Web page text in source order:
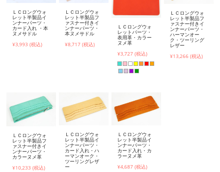
ＬＣロングウォ
レット半製品イ
ンナーパーツ・
カード入れ ・本
ヌメサドル
¥3,993 (税込)
ＬＣロングウォ
レット半製品フ
ァスナー付きイ
ンナーパーツ・
本ヌメサドル
¥8,717 (税込)
ＬＣロングウォ
レットパーツ・
表用革・カラー
ヌメ革
¥3,727 (税込)
ＬＣロングウォ
レット半製品フ
ァスナー付きイ
ンナーパーツ・
ハーマンオー
ク・ツーリング
レザー
¥13,266 (税込)
ＬＣロングウォ
レット半製品フ
ァスナー付きイ
ンナーパーツ・
カラーヌメ革
¥10,233 (税込)
ＬＣロングウォ
レット半製品イ
ンナーパーツ・
カード入れ・ハ
ーマンオーク・
ツーリングレザ
ー
ＬＣロングウォ
レット半製品イ
ンナーパーツ・
カード入れ・カ
ラーヌメ革
¥4,687 (税込)